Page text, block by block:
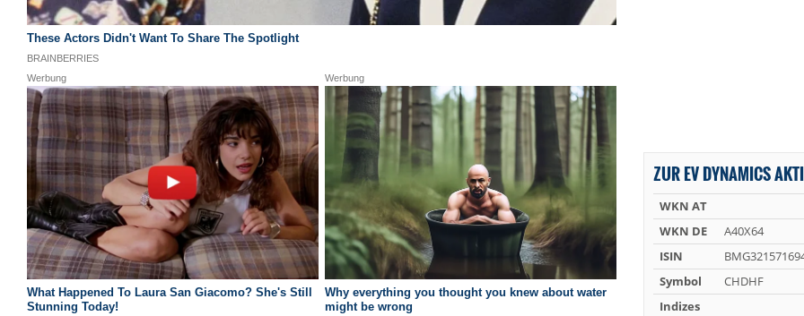
ZUR EV DYNAMICS
WKN AT
WKN DE
A40X64
ISIN
Symbol
CHDHF
Indizes